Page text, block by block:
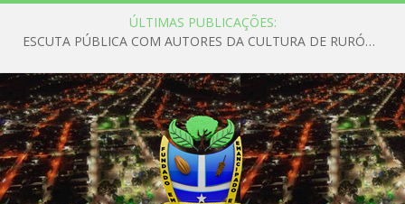
ÚLTIMAS PUBLICAÇÕES:
ESCUTA PÚBLICA COM AUTORES DA CULTURA DE RURÓPOLIS